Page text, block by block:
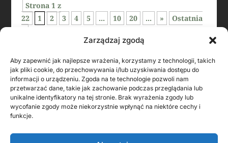
Zarządzaj zgodą
Aby zapewnić jak najlepsze wrażenia, korzystamy z technologii, takich
jak pliki cookie, do przechowywania i/lub uzyskiwania dostępu do
informacji o urządzeniu. Zgoda na te technologie pozwoli nam
przetwarzać dane, takie jak zachowanie podczas przeglądania lub
unikalne identyfikatory na tej stronie. Brak wyrażenia zgody lub
wycofanie zgody może niekorzystnie wpłynąć na niektóre cechy i
funkcje.
Strona 1 z
22
1 2 3 4 5 ... 10 20 ... »
Ostatnia
KONTAKT Z AUTOREM